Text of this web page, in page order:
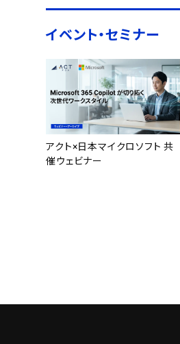
イベント・セミナー
アクト×日本マイクロソフト 共
催ウェビナー